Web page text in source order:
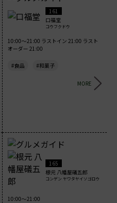
161
口福堂
コウフクドウ
10:00～21:00 ラストイン 21:00 ラスト
オーダー 21:00
#食品 #和菓子
MORE
165
根元 八幡屋礒五郎
コンゲン ヤワタヤイソゴロウ
10:00～21:00